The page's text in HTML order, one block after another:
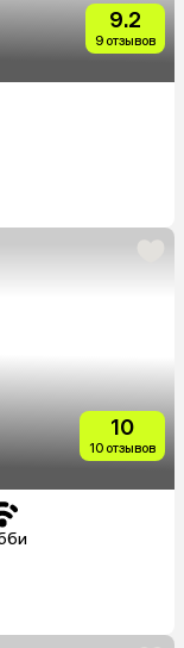
9.2
9 отзывов
10
10 отзывов